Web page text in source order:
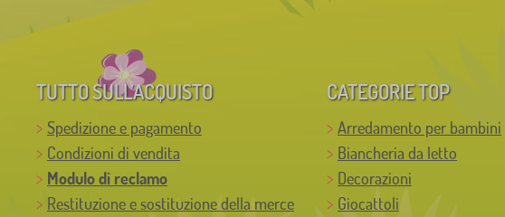
TUTTO SULL’ACQUISTO
Spedizione e pagamento
Condizioni di vendita
Modulo di reclamo
Restituzione e sostituzione della merce
CATEGORIE TOP
Arredamento per bambini
Biancheria da letto
Decorazioni
Giocattoli